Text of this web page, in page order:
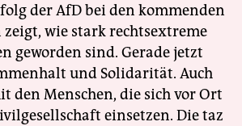
der AfD bei den kommenden
wie stark rechtsextreme
geworden sind. Gerade jetzt
und Solidarität. Auch
den Menschen, die sich vor Ort
einsetzen. Die taz